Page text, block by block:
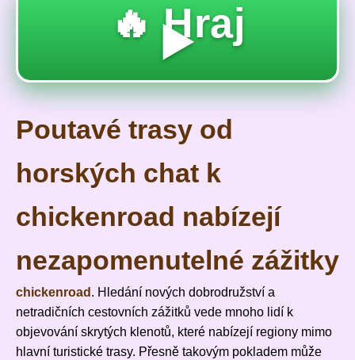
🔥 Hraj
▶️
Poutavé trasy od
horských chat k
chickenroad nabízejí
nezapomenutelné zážitky
chickenroad . Hledání nových dobrodružství a
netradičních cestovních zážitků vede mnoho lidí k
objevování skrytých klenotů, které nabízejí regiony mimo
hlavní turistické trasy. Přesně takovým pokladem může